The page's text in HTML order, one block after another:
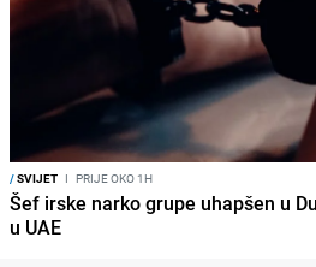
/SVIJET I PRIJE OKO 1H
Šef irske narko grupe uhapšen u
u UAE